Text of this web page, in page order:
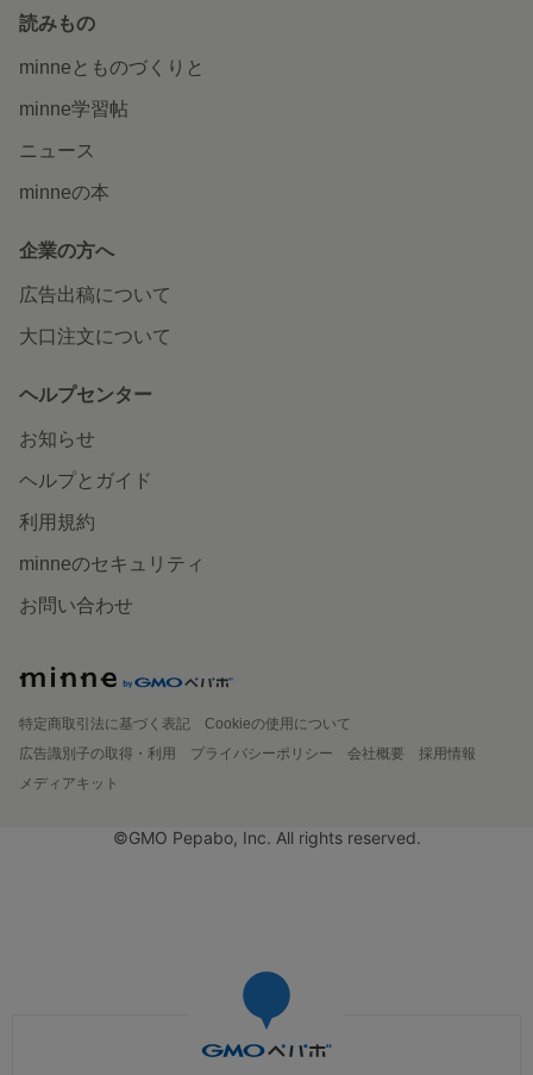
読みもの
minneとものづくりと
minne学習帖
ニュース
minneの本
企業の方へ
広告出稿について
大口注文について
ヘルプセンター
お知らせ
ヘルプとガイド
利用規約
minneのセキュリティ
お問い合わせ
特定商取引法に基づく表記
Cookieの使用について
広告識別子の取得・利用
プライバシーポリシー 会社概要
採用情報
メディアキット
©GMO Pepabo, Inc. All rights reserved.